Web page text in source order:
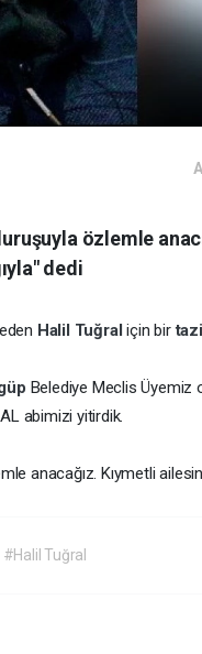
özlemle
dedi
Halil Tuğraliçin bir
Belediye Meclis
abimizi yitirdik.
anacağız. Kıymetli
#Halil Tuğral